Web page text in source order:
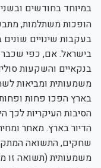
במיוחד בחודשים
הופכות משתלמות,
בעקבות שינויים
בישראל. אם, כפי שכבר
בנקאיים והשקעות
משמעותית ומביאות
בארץ הפכו פחות
הסיבות העיקריות לכך
הדיור בארץ. מאחר
שחקים, התשואה
משמעותית (תשואה זו